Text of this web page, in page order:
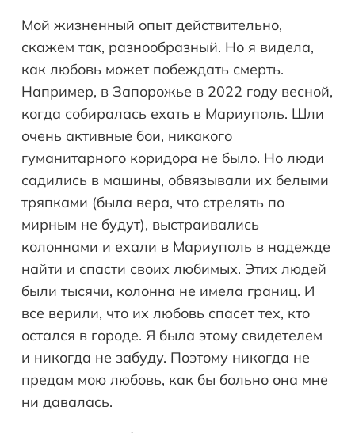
Мой жизненный опыт действительно,
скажем так, разнообразный. Но я видела,
как любовь может побеждать смерть.
Например, в Запорожье в 2022 году весной,
когда собиралась ехать в Мариуполь. Шли
очень активные бои, никакого
гуманитарного коридора не было. Но люди
садились в машины, обвязывали их белыми
тряпками (была вера, что стрелять по
мирным не будут), выстраивались
колоннами и ехали в Мариуполь в надежде
найти и спасти своих любимых. Этих людей
были тысячи, колонна не имела границ. И
все верили, что их любовь спасет тех, кто
остался в городе. Я была этому свидетелем
и никогда не забуду. Поэтому никогда не
предам мою любовь, как бы больно она мне
ни давалась.